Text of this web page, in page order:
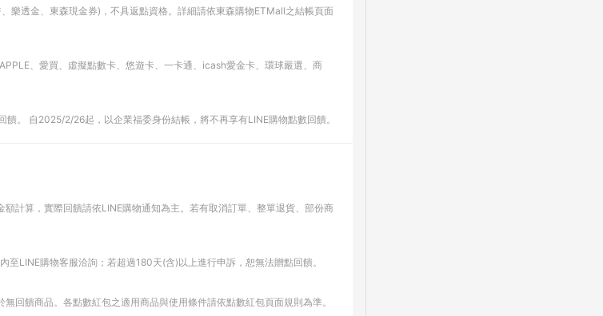
樂透金、東森現金券)，不具返點資格。詳細請依東森購物ETMall之結帳頁面
、愛買、虛擬點數卡、悠遊卡、一卡通、icash愛金卡、環球嚴選、商
饋。 自2025/2/26起，以企業福委身份結帳，將不再享有LINE購物點數回饋。
計算，實際回饋請依LINE購物通知為主。若有取消訂單、整單退貨、部份商
至LINE購物客服洽詢；若超過180天(含)以上進行申訴，恕無法贈點回饋。
回饋商品。各點數紅包之適用商品與使用條件請依點數紅包頁面規則為準。